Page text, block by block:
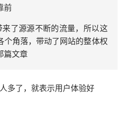
前
了源源不断的流量，所以这
个角落，带动了网站的整体权
篇文章
多了，就表示用户体验好